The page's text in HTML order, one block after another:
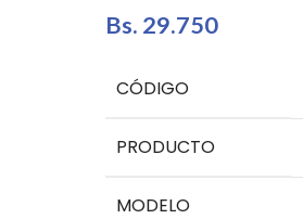
Bs. 29.750
CÓDIGO
PRODUCTO
MODELO